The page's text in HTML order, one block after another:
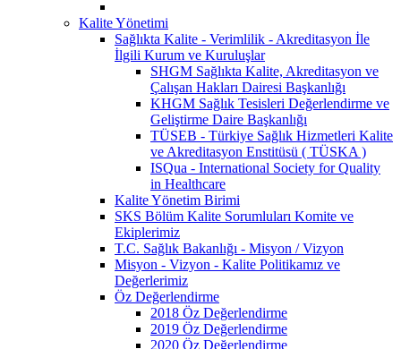
Kalite Yönetimi
Sağlıkta Kalite - Verimlilik - Akreditasyon İle
İlgili Kurum ve Kuruluşlar
SHGM Sağlıkta Kalite, Akreditasyon ve
Çalışan Hakları Dairesi Başkanlığı
KHGM Sağlık Tesisleri Değerlendirme ve
Geliştirme Daire Başkanlığı
TÜSEB - Türkiye Sağlık Hizmetleri Kalite
ve Akreditasyon Enstitüsü ( TÜSKA )
ISQua - International Society for Quality
in Healthcare
Kalite Yönetim Birimi
SKS Bölüm Kalite Sorumluları Komite ve
Ekiplerimiz
T.C. Sağlık Bakanlığı - Misyon / Vizyon
Misyon - Vizyon - Kalite Politikamız ve
Değerlerimiz
Öz Değerlendirme
2018 Öz Değerlendirme
2019 Öz Değerlendirme
2020 Öz Değerlendirme